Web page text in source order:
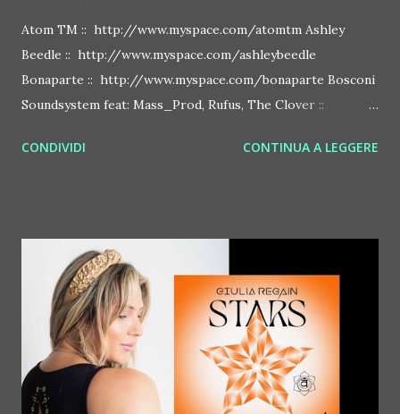
Atom TM :: http://www.myspace.com/atomtm Ashley
Beedle :: http://www.myspace.com/ashleybeedle
Bonaparte :: http://www.myspace.com/bonaparte Bosconi
Soundsystem feat: Mass_Prod, Rufus, The Clover ::
http://www.myspace.com/benderbyetone Chapelier Fou ::
Deian :: http://www.myspace.com/deiansong Dixon ::
http://www.myspace.com/justdixon Frivolous ::
http://www.myspace.com/frivolouslive Frost ::
http://www.myspace.com/frostnorway Gonzales ::
http://www.myspace.com/gonzpiration Italian Laptop
Orchestra feat. Alessio Bertallot Jimmy Edgar ::
http://www.myspace.com/colorstrip Jon Hopkins ::
CONDIVIDI CONTINUA A LEGGERE